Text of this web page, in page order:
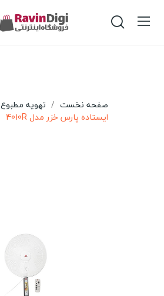
صفحه نخست تهویه مطبوع
ایستاده پارس خزر مدل 4010R